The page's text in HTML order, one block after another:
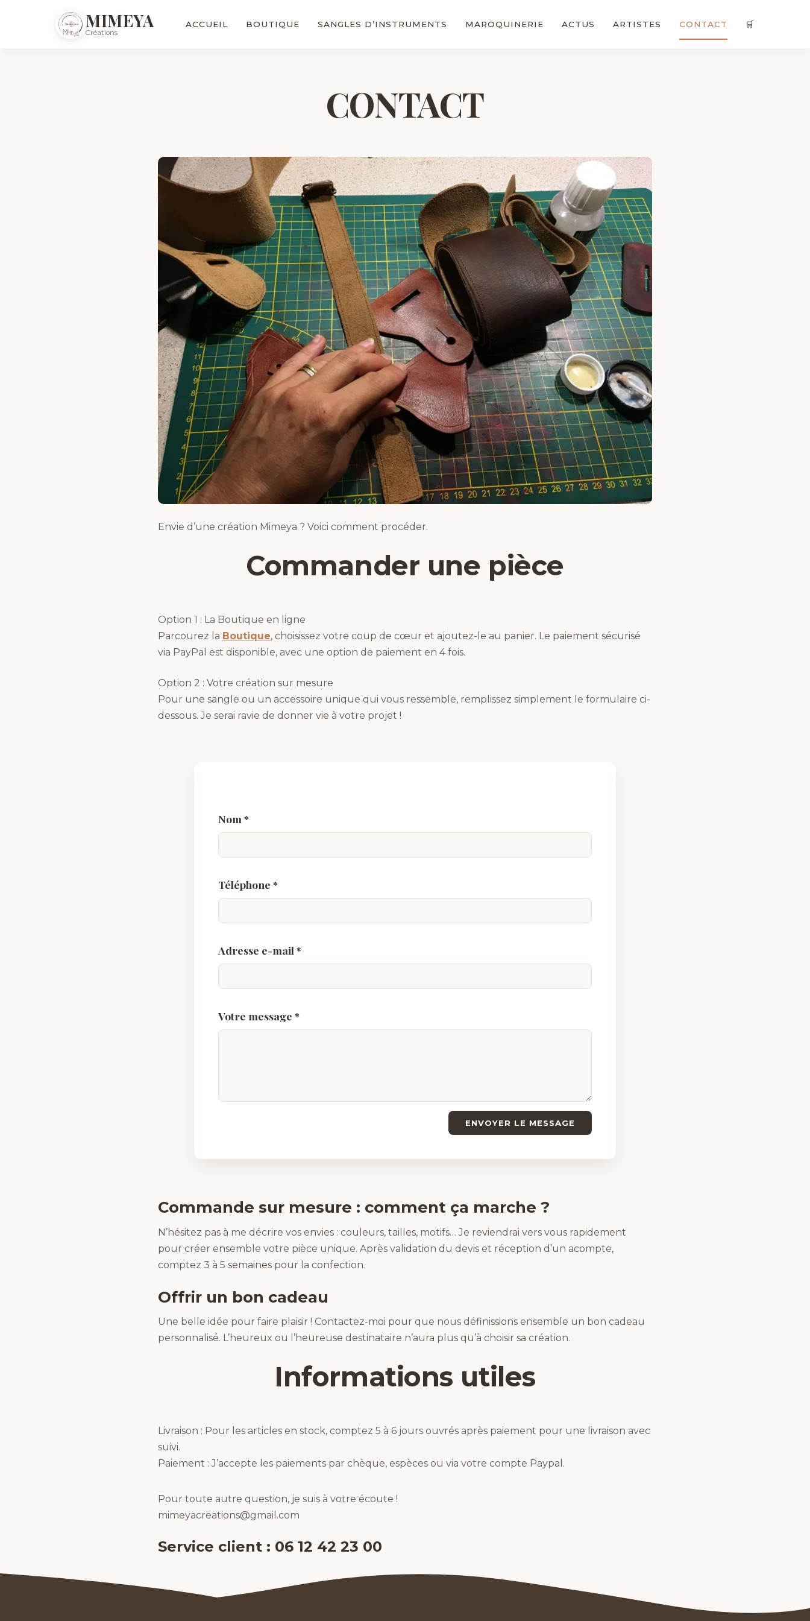
MIMEYA
Créations
ACCUEIL BOUTIQUE SANGLES D’INSTRUMENTS MAROQUINERIE ACTUS ARTISTES CONTACT 🛒
CONTACT
Envie d’une création Mimeya ? Voici comment procéder.
Commander une pièce
Option 1 : La Boutique en ligne
Parcourez la Boutique, choisissez votre coup de cœur et ajoutez-le au panier. Le paiement sécurisé
via PayPal est disponible, avec une option de paiement en 4 fois.
Option 2 : Votre création sur mesure
Pour une sangle ou un accessoire unique qui vous ressemble, remplissez simplement le formulaire ci-
dessous. Je serai ravie de donner vie à votre projet !
Nom *
Téléphone *
Adresse e-mail *
Votre message *
ENVOYER LE MESSAGE
Commande sur mesure : comment ça marche ?
N’hésitez pas à me décrire vos envies : couleurs, tailles, motifs… Je reviendrai vers vous rapidement
pour créer ensemble votre pièce unique. Après validation du devis et réception d’un acompte,
comptez 3 à 5 semaines pour la confection.
Offrir un bon cadeau
Une belle idée pour faire plaisir ! Contactez-moi pour que nous définissions ensemble un bon cadeau
personnalisé. L’heureux ou l’heureuse destinataire n’aura plus qu’à choisir sa création.
Informations utiles
Livraison : Pour les articles en stock, comptez 5 à 6 jours ouvrés après paiement pour une livraison avec
suivi.
Paiement : J’accepte les paiements par chèque, espèces ou via votre compte Paypal.
Pour toute autre question, je suis à votre écoute !
mimeyacreations@gmail.com
Service client : 06 12 42 23 00